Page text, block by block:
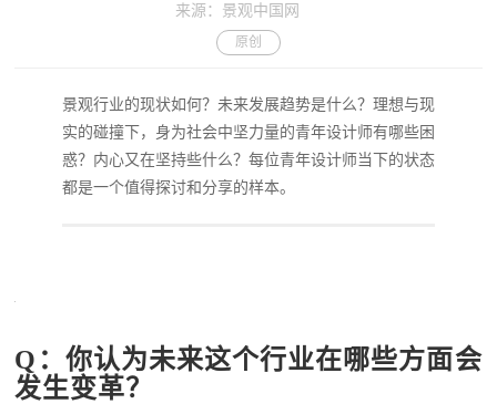
来源：景观中国网
原创
景观行业的现状如何？未来发展趋势是什么？理想与现
实的碰撞下，身为社会中坚力量的青年设计师有哪些困
惑？内心又在坚持些什么？每位青年设计师当下的状态
都是一个值得探讨和分享的样本。
Q：你认为未来这个行业在哪些方面会
发生变革？